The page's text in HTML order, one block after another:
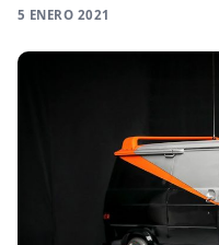
5 ENERO 2021